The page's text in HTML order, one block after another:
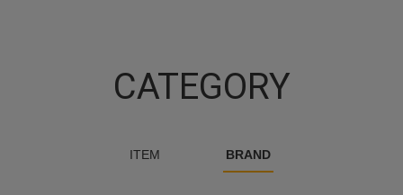
CATEGORY
ITEM BRAND